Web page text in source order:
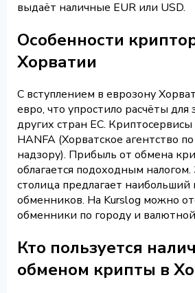
выдаёт наличные EUR или USD.
Особенности
Хорватии
С вступлением в еврозону
евро, что упростило расчёты для
других стран ЕС. Криптосервисы
HANFA (Хорватское агентство
надзору). Прибыль от обмена
облагается подоходным налогом.
столица предлагает наибольший
обменников. На Kurslog можно
обменники по городу и
Кто пользуется
обменом крипты в